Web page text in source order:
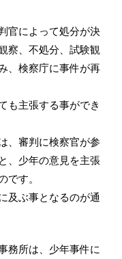
官によって処分が決
察、不処分、試験観
、検察庁に事件が再
も主張する事ができ
、審判に検察官が参
、少年の意見を主張
す。
及ぶ事となるのが通
務所は、少年事件に